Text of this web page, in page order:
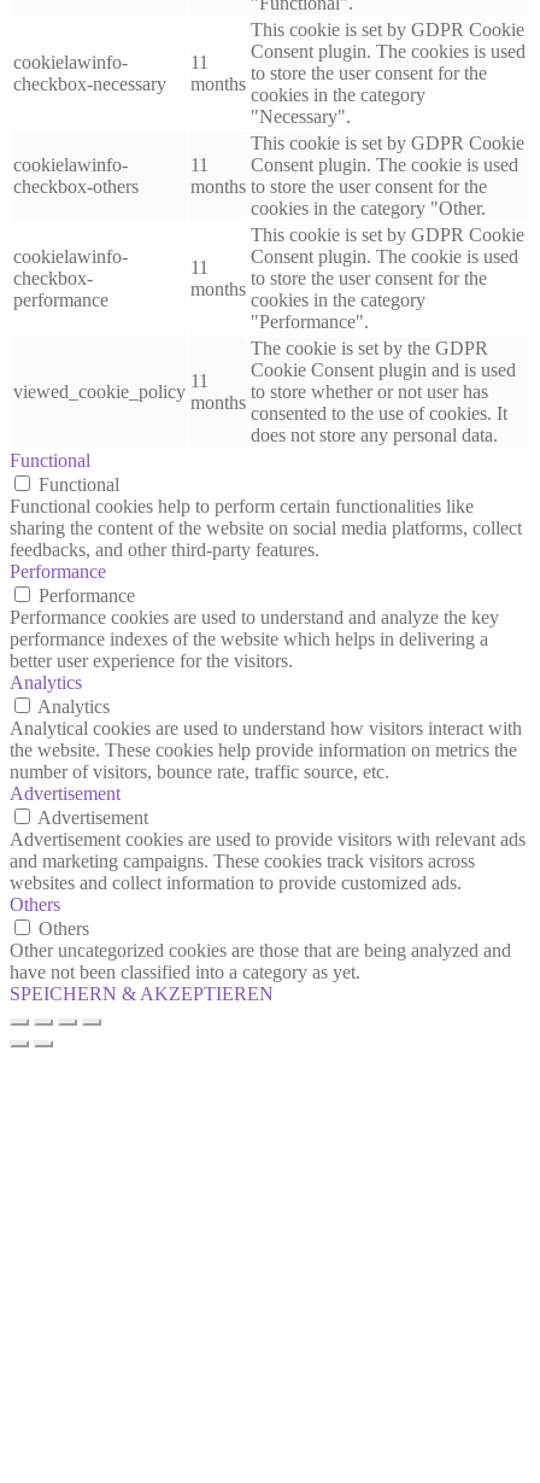
cookielawinfo-
checkbox-necessary
11
months
This cookie is set by GDPR Cookie
Consent plugin. The cookies is used
to store the user consent for the
cookies in the category
"Necessary".
cookielawinfo-
checkbox-others
11
months
This cookie is set by GDPR Cookie
Consent plugin. The cookie is used
to store the user consent for the
cookies in the category "Other.
cookielawinfo-
checkbox-
performance
11
months
This cookie is set by GDPR Cookie
Consent plugin. The cookie is used
to store the user consent for the
cookies in the category
"Performance".
viewed_cookie_policy
11
months
The cookie is set by the GDPR
Cookie Consent plugin and is used
to store whether or not user has
consented to the use of cookies. It
does not store any personal data.
Functional
Functional
Functional cookies help to perform certain functionalities like
sharing the content of the website on social media platforms, collect
feedbacks, and other third-party features.
Performance
Performance
Performance cookies are used to understand and analyze the key
performance indexes of the website which helps in delivering a
better user experience for the visitors.
Analytics
Analytics
Analytical cookies are used to understand how visitors interact with
the website. These cookies help provide information on metrics the
number of visitors, bounce rate, traffic source, etc.
Advertisement
Advertisement
Advertisement cookies are used to provide visitors with relevant ads
and marketing campaigns. These cookies track visitors across
websites and collect information to provide customized ads.
Others
Others
Other uncategorized cookies are those that are being analyzed and
have not been classified into a category as yet.
SPEICHERN & AKZEPTIEREN